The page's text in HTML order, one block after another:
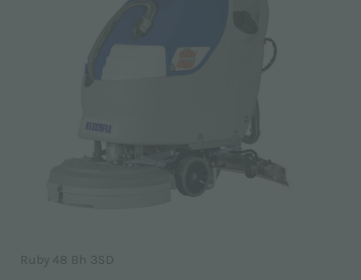
Ruby 48 Bh 3SD